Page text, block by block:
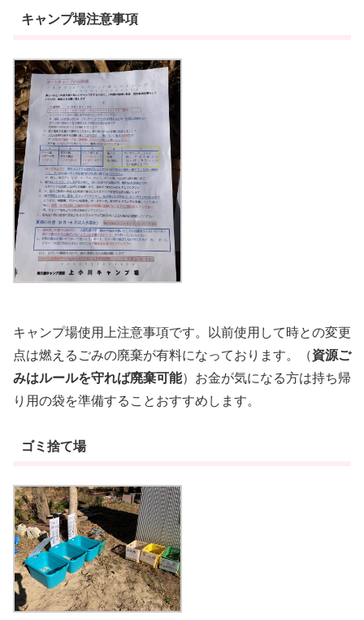
キャンプ場注意事項
キャンプ場使用上注意事項です。以前使用して時との変更
点は燃えるごみの廃棄が有料になっております。（資源ご
みはルールを守れば廃棄可能）お金が気になる方は持ち帰
り用の袋を準備することおすすめします。
ゴミ捨て場